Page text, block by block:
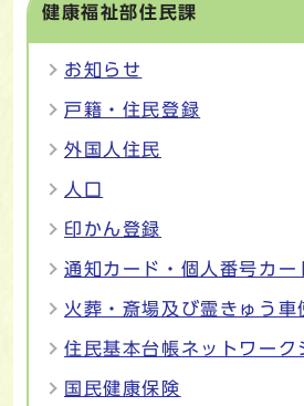
健康福祉部住民課
お知らせ
戸籍・住民登録
外国人住民
人口
印かん登録
通知カード・個人番号カー
火葬・斎場及び霊きゅう車
住民基本台帳ネットワーク
国民健康保険